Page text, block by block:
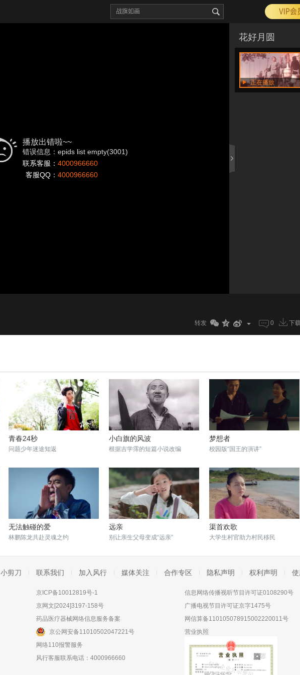
播放出错啦~~
错误信息：epids list empty(3001)
联系客服： 4000966660
客服QQ： 4000966660
花好月圆
正在播放
转发 0 下
青春24秒
问题少年迷途知返
小白旗的风波
根据吉学霈的短篇小说改编
梦想者
校园版“国王的演讲”
无法触碰的爱
林鹏陈龙共赴灵魂之约
远亲
别让亲生父母变成“远亲”
渠首欢歌
大学生村官助力村民移民
小剪刀 联系我们 加入风行 媒体关注 合作专区 隐私声明 权利声明
京ICP备10012819号-1
京网文[2024]3197-158号
药品医疗器械网络信息服务备案
京公网安备11010502047221号
网络110报警服务
风行客服联系电话：4000966660
信息网络传播视听节目许可证0108290号
广播电视节目许可证京字1475号
网信算备110105078915002220011号
营业执照